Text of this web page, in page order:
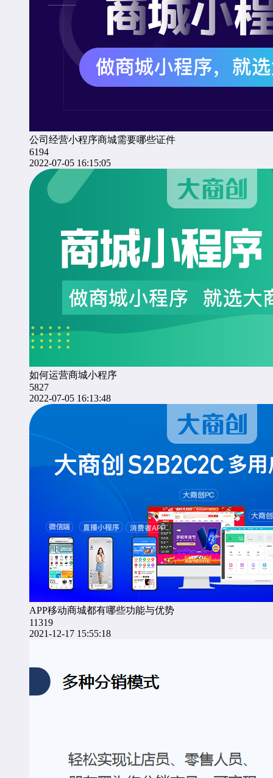
公司经营小程序商城需要哪些证件
6194
2022-07-05 16:15:05
如何运营商城小程序
5827
2022-07-05 16:13:48
APP移动商城都有哪些功能与优势
11319
2021-12-17 15:55:18